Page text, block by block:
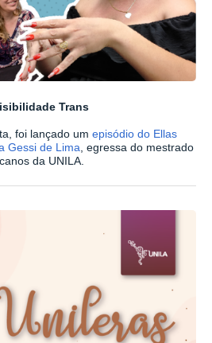
Trans
foi lançado um episódio do Ellas
Gessi de Lima , egressa do mestrado
da UNILA.